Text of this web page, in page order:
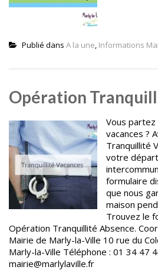
Publié dans A la une, Informations
Opération
Vous partez
vacances ?
Tranquillité
votre
formulaire
que nous
maison
Trouvez le
Opération Tranquillité Absence.
Mairie de Marly-la-Ville 10 rue du
Marly-la-Ville Téléphone : 01 34 47
mairie@marlylaville.fr